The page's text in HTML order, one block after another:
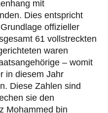
mit
Dies entspricht
offizieller
61 vollstreckten
waren
– womit
in diesem Jahr
Diese Zahlen sind
sie den
Mohammed bin